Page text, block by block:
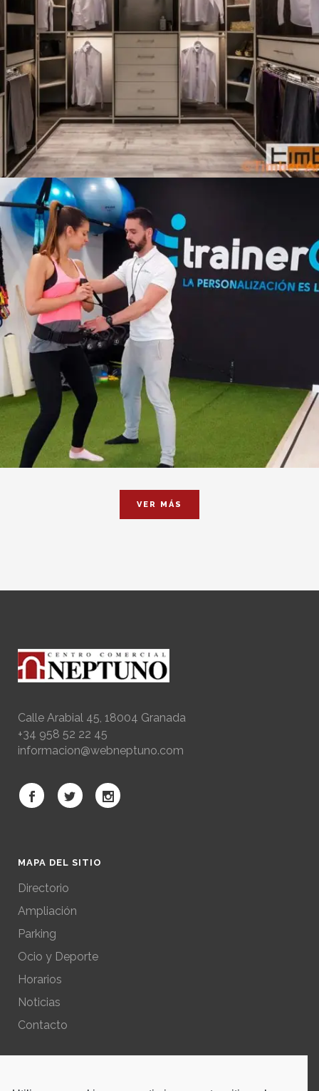
VER MÁS
Calle Arabial 45, 18004 Granada
+34 958 52 22 45
informacion@webneptuno.com
MAPA DEL SITIO
Directorio
Ampliación
Parking
Ocio y Deporte
Horarios
Noticias
Contacto